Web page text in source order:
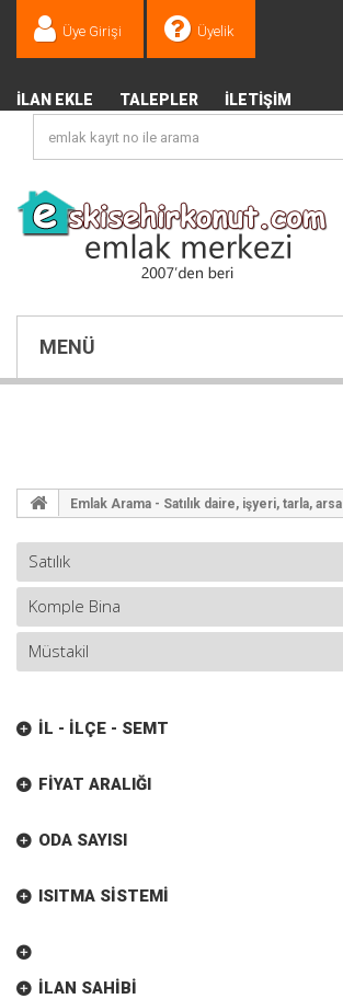
Üye Girişi Üyelik
İLAN EKLE TALEPLER İLETIŞIM
MENÜ
Emlak Arama - Satılık daire, işyeri, tarla, arsa
İL - İLÇE - SEMT
FIYAT ARALIĞI
ODA SAYISI
ISITMA SISTEMI
İLAN SAHIBI